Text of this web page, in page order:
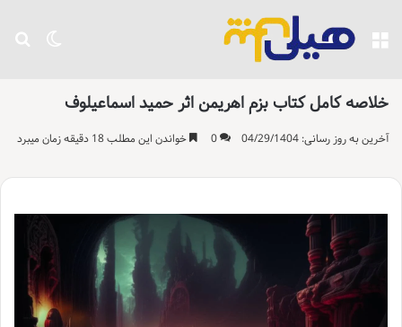
تغییر منو
خلاصه کامل کتاب بزم اهریمن اثر حمید اسماعیلوف
آخرین به روز رسانی: 04/29/1404 0 خواندن این مطلب 18 دقیقه زمان میبرد